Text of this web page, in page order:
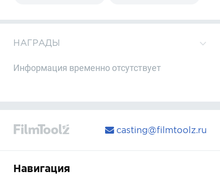
НАГРАДЫ
Информация временно отсутствует
casting@filmtoolz.ru
Навигация